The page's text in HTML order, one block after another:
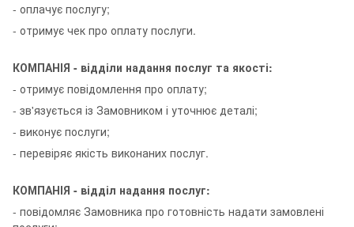
- оплачує послугу;
- отримує чек про оплату послуги.
КОМПАНІЯ - відділи надання послуг та якості:
- отримує повідомлення про оплату;
- зв'язується із Замовником і уточнює деталі;
- виконує послуги;
- перевіряє якість виконаних послуг.
КОМПАНІЯ - відділ надання послуг:
- повідомляє Замовника про готовність надати замовлені